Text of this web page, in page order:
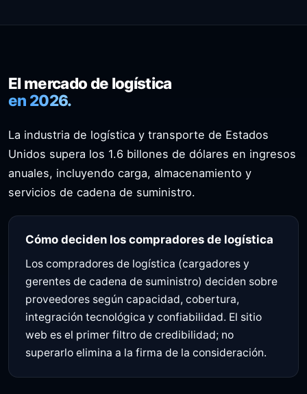
El mercado de logística
en 2026.
La industria de logística y transporte de Estados
Unidos supera los 1.6 billones de dólares en ingresos
anuales, incluyendo carga, almacenamiento y
servicios de cadena de suministro.
Cómo deciden los compradores de logística
Los compradores de logística (cargadores y
gerentes de cadena de suministro) deciden sobre
proveedores según capacidad, cobertura,
integración tecnológica y confiabilidad. El sitio
web es el primer filtro de credibilidad; no
superarlo elimina a la firma de la consideración.